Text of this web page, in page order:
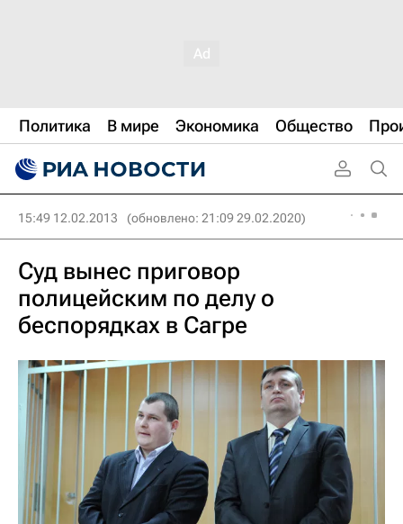
Политика В мире Экономика Общество
15:49 12.02.2013 (обновлено: 21:09 29.02.2020)
Суд вынес приговор
полицейским по делу о
беспорядках в Сагре